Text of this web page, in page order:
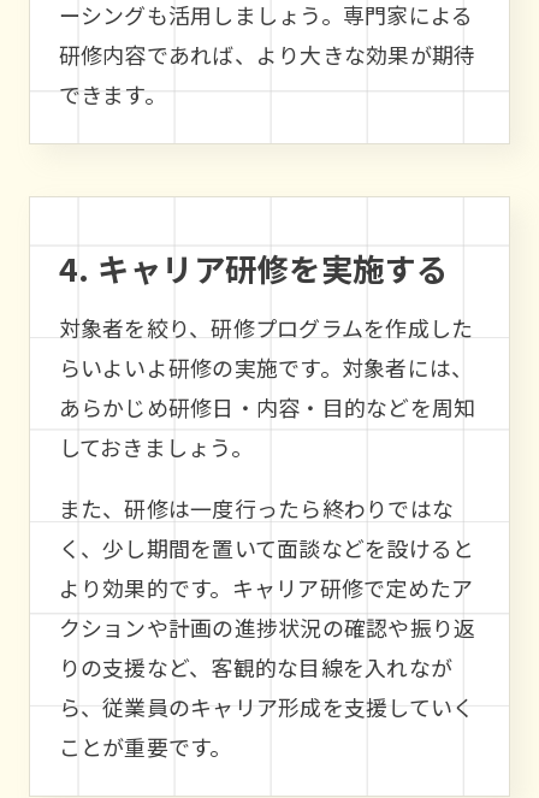
ーシングも活用しましょう。専門家による
研修内容であれば、より大きな効果が期待
できます。
4. キャリア研修を実施する
対象者を絞り、研修プログラムを作成した
らいよいよ研修の実施です。対象者には、
あらかじめ研修日・内容・目的などを周知
しておきましょう。
また、研修は一度行ったら終わりではな
く、少し期間を置いて面談などを設けると
より効果的です。キャリア研修で定めたア
クションや計画の進捗状況の確認や振り返
りの支援など、客観的な目線を入れなが
ら、従業員のキャリア形成を支援していく
ことが重要です。